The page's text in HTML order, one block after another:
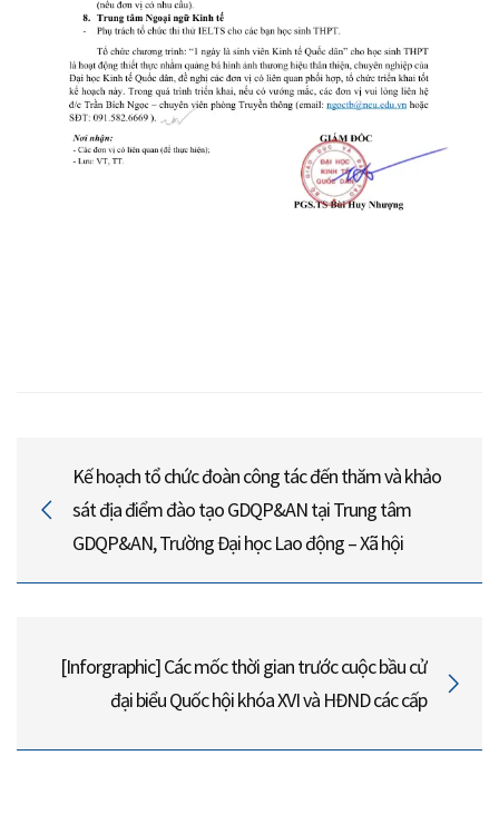
Kế hoạch tổ chức đoàn công tác đến thăm và khảo
sát địa điểm đào tạo GDQP&AN tại Trung tâm
GDQP&AN, Trường Đại học Lao động – Xã hội
[Inforgraphic] Các mốc thời gian trước cuộc bầu cử
đại biểu Quốc hội khóa XVI và HĐND các cấp